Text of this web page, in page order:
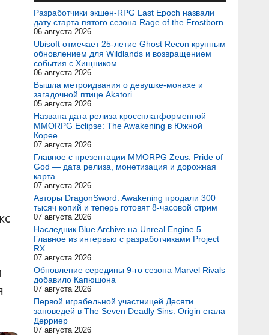
Разработчики экшен-RPG Last Epoch назвали
дату старта пятого сезона Rage of the Frostborn
06 августа 2026
Ubisoft отмечает 25-летие Ghost Recon крупным
обновлением для Wildlands и возвращением
события с Хищником
06 августа 2026
Вышла метроидвания о девушке-монахе и
загадочной птице Akatori
05 августа 2026
Названа дата релиза кроссплатформенной
MMORPG Eclipse: The Awakening в Южной
Корее
07 августа 2026
Главное с презентации MMORPG Zeus: Pride of
God — дата релиза, монетизация и дорожная
карта
07 августа 2026
Авторы DragonSword: Awakening продали 300
тысяч копий и теперь готовят 8-часовой стрим
07 августа 2026
Наследник Blue Archive на Unreal Engine 5 —
Главное из интервью с разработчиками Project
RX
07 августа 2026
Обновление середины 9-го сезона Marvel Rivals
добавило Капюшона
07 августа 2026
Первой играбельной участницей Десяти
заповедей в The Seven Deadly Sins: Origin стала
Дерриер
07 августа 2026